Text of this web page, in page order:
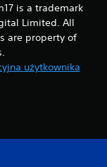
is a trademark
Limited. All
are property of
użytkownika